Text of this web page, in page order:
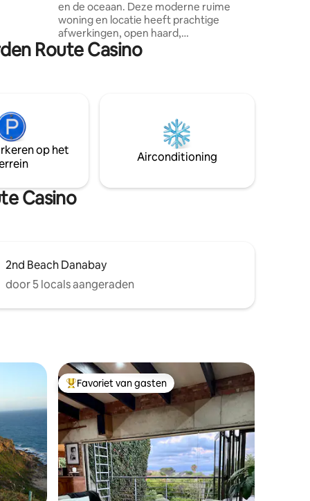
en de oceaan. Deze moderne ruime
woning en locatie heeft prachtige
afwerkingen, open haard,
houtgestookte hot tub, groot terras,
zipline, vuurplaats, grote tuin,
indeling voor vier personen. Geopend
voor vijf of meer van je gasten. Niet aan
iemand anders verhuurd tijdens je
verblijf. Santos strand 15 minuten lopen
Route Casino
op het
Airconditioning
Casino
2nd Beach Danabay
door 5 locals aangeraden
Topfavoriet van gasten
Favoriet van gasten